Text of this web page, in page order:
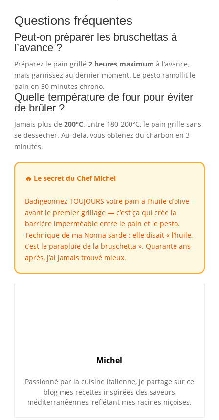
Questions fréquentes
Peut-on préparer les bruschettas à
l’avance ?
Préparez le pain grillé 2 heures maximum à l’avance,
mais garnissez au dernier moment. Le pesto ramollit le
pain en 30 minutes chrono.
Quelle température de four pour éviter
de brûler ?
Jamais plus de 200°C. Entre 180-200°C, le pain grille sans
se dessécher. Au-delà, vous obtenez du charbon en 3
minutes.
🔥 Le secret du Chef Michel
Badigeonnez TOUJOURS votre pain à l’huile d’olive
avant le premier grillage — c’est ça qui crée la
barrière imperméable entre le pain et le pesto.
Technique de ma Nonna sarde : elle disait « l’huile,
c’est le parapluie de la bruschetta ». Quarante ans
après, j’ai jamais trouvé mieux.
Michel
Passionné par la cuisine italienne, je partage sur ce
blog mes recettes inspirées des saveurs
méditerranéennes, reflétant mes racines niçoises.